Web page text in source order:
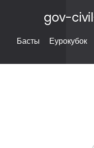
gov-
Басты Еурокубок